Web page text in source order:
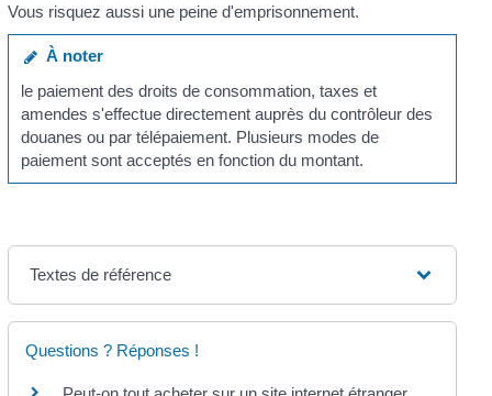
Vous risquez aussi une peine d'emprisonnement.
À noter
le paiement des droits de consommation, taxes et
amendes s'effectue directement auprès du contrôleur des
douanes ou par télépaiement. Plusieurs modes de
paiement sont acceptés en fonction du montant.
Textes de référence
Questions ? Réponses !